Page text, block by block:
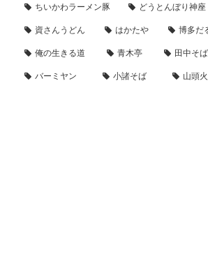
ちいかわラーメン豚 どうとんぼり神座
資さんうどん はかたや 博多だ
俺の生きる道 青木亭 田中そ
バーミヤン 小諸そば 山頭火